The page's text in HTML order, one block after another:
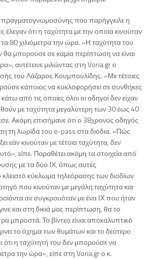
πραγματογνωμοσύνης που παρήγγειλε η
έλεγαν ότι η ταχύτητα με την οποία κινούταν
80 χιλιόμετρα την ώρα. «Η ταχύτητα του
μπορούσε σε καμία περίπτωση να είναι
αντέτεινε μιλώντας στη Voria.gr ο
του Λάζαρος Κουμπουλίδης. «Με τέτοιες
κάποιος να κυκλοφορήσει σε συνθήκες
από τις οποίες όλοι οι οδηγοί δεν είχαν
με ταχύτητα μεγαλύτερη των 30 έως 40
Ακόμη επισήμανε ότι ο 38χρονος οδηγός
τη λωρίδα του e-pass στα διόδια. «Πώς
εάν κινούταν με τέτοια ταχύτητα, δεν
είπε. Παραθέτει ακόμη τα στοιχεία από
με τα δύο ΙΧ, όπως αυτές
κύκλωμα τηλεόρασης των διοδίων
που κινούταν με μεγάλη ταχύτητα και
αν συγκρουόταν με ένα ΙΧ που ήταν
και στη δικιά μας περίπτωση, θα το
μπροστά. Το βίντεο είναι αποκαλυπτικό
το όχημα των θυμάτων και το δεύτερο
ότι η ταχύτητή του δεν μπορούσε να
την ώρα», είπε στη Voria.gr ο κ.